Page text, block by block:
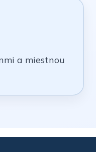
a miestnou